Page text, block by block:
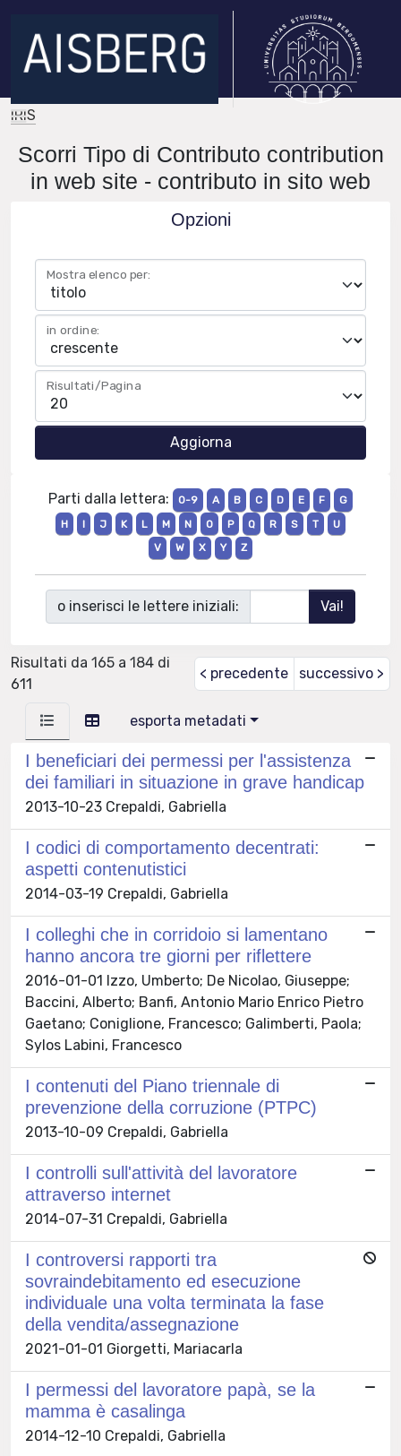
IRIS
Scorri Tipo di Contributo contribution
in web site - contributo in sito web
Opzioni
Mostra elenco per:
in ordine:
Risultati/Pagina
Parti dalla lettera: 0-9 A B C D E F
G
H
I J K L M N O P Q R S T
U
V
W X Y Z
o inserisci le lettere iniziali:
Risultati da 165 a 184 di
611
< precedente successivo >
esporta metadati
I beneficiari dei permessi per l'assistenza
dei familiari in situazione in grave handicap
2013-10-23 Crepaldi, Gabriella
I codici di comportamento decentrati:
aspetti contenutistici
2014-03-19 Crepaldi, Gabriella
I colleghi che in corridoio si lamentano
hanno ancora tre giorni per riflettere
2016-01-01 Izzo, Umberto; De Nicolao, Giuseppe;
Baccini, Alberto; Banfi, Antonio Mario Enrico Pietro
Gaetano; Coniglione, Francesco; Galimberti, Paola;
Sylos Labini, Francesco
I contenuti del Piano triennale di
prevenzione della corruzione (PTPC)
2013-10-09 Crepaldi, Gabriella
I controlli sull'attività del lavoratore
attraverso internet
2014-07-31 Crepaldi, Gabriella
I controversi rapporti tra
sovraindebitamento ed esecuzione
individuale una volta terminata la fase
della vendita/assegnazione
2021-01-01 Giorgetti, Mariacarla
I permessi del lavoratore papà, se la
mamma è casalinga
2014-12-10 Crepaldi, Gabriella